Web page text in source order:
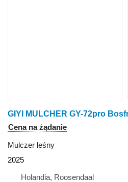
GIYI MULCHER GY-72pro
Cena na żądanie
Mulczer leśny
2025
Holandia, Roosendaal